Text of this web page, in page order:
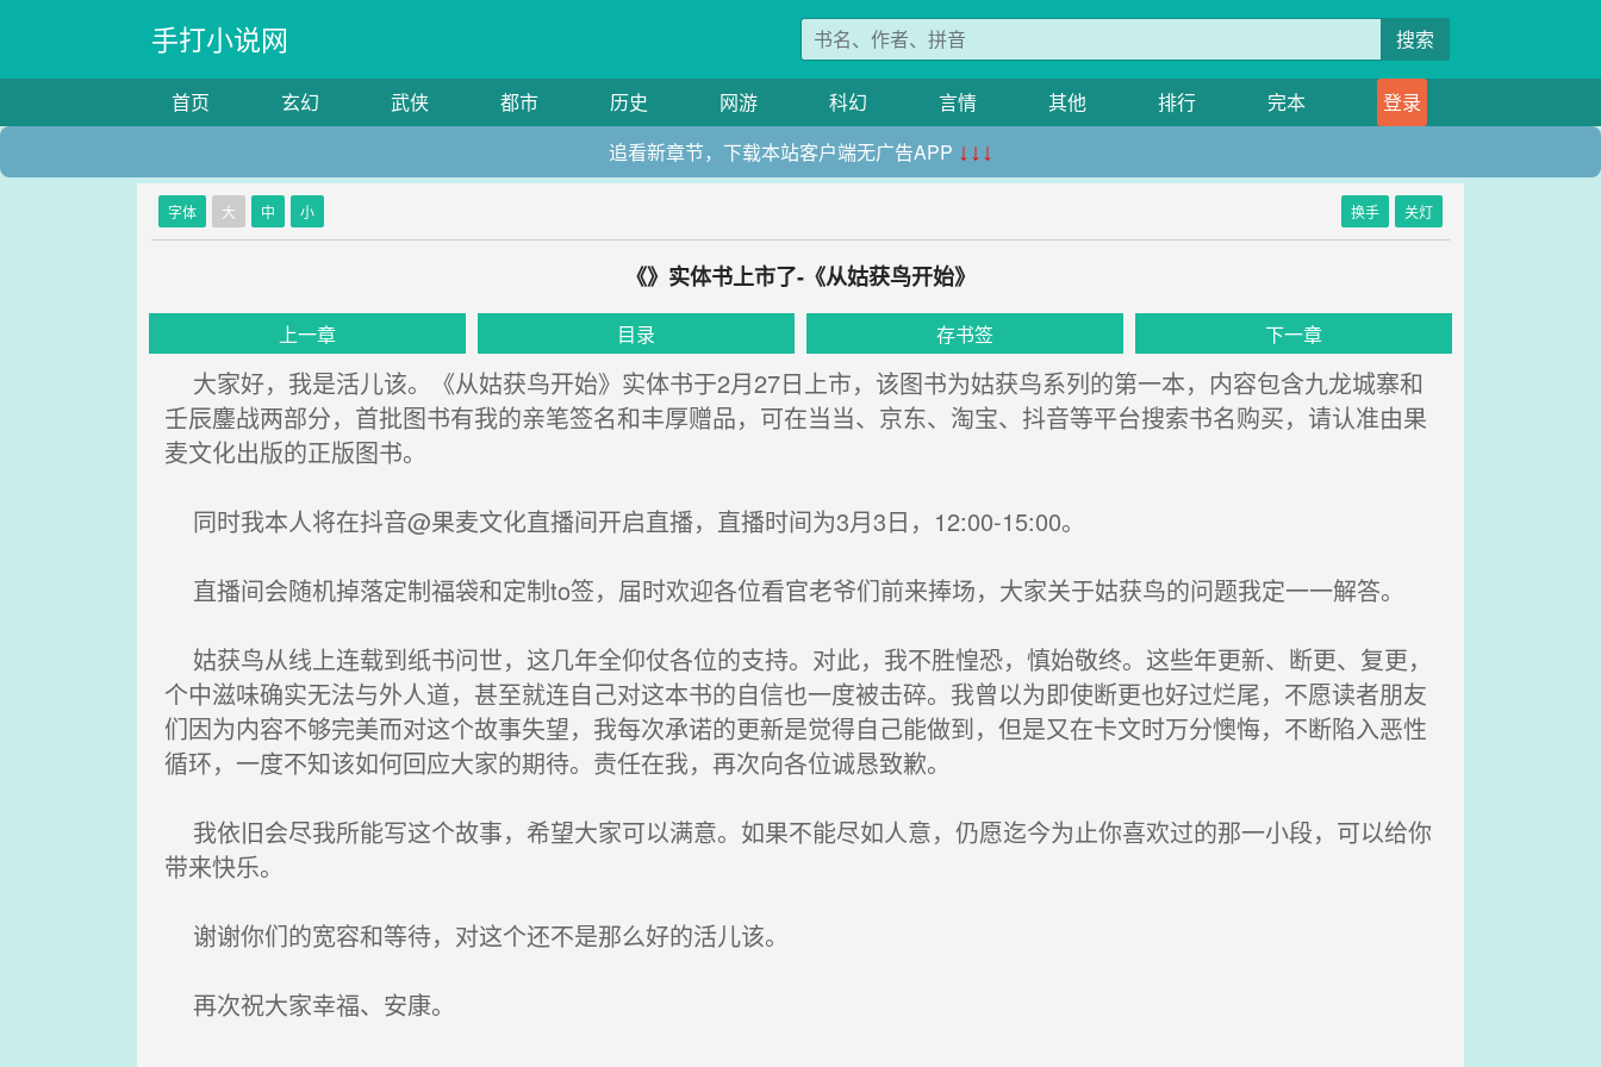
手打小说网 搜索
首页 玄幻 武侠 都市 历史 网游 科幻 言情 其他 排行 完本
登录
追看新章节，下载本站客户端无广告APP ↓↓↓
字体 大 中 小 换手 关灯
《》实体书上市了-《从姑获鸟开始》
上一章 目录 存书签 下一章
大家好，我是活儿该。《从姑获鸟开始》实体书于2月27日上市，该图书为姑获鸟系列的第一本，内容包含九龙城寨和
壬辰鏖战两部分，首批图书有我的亲笔签名和丰厚赠品，可在当当、京东、淘宝、抖音等平台搜索书名购买，请认准由果
麦文化出版的正版图书。
同时我本人将在抖音@果麦文化直播间开启直播，直播时间为3月3日，12:00-15:00。
直播间会随机掉落定制福袋和定制to签，届时欢迎各位看官老爷们前来捧场，大家关于姑获鸟的问题我定一一解答。
姑获鸟从线上连载到纸书问世，这几年全仰仗各位的支持。对此，我不胜惶恐，慎始敬终。这些年更新、断更、复更，
个中滋味确实无法与外人道，甚至就连自己对这本书的自信也一度被击碎。我曾以为即使断更也好过烂尾，不愿读者朋友
们因为内容不够完美而对这个故事失望，我每次承诺的更新是觉得自己能做到，但是又在卡文时万分懊悔，不断陷入恶性
循环，一度不知该如何回应大家的期待。责任在我，再次向各位诚恳致歉。
我依旧会尽我所能写这个故事，希望大家可以满意。如果不能尽如人意，仍愿迄今为止你喜欢过的那一小段，可以给你
带来快乐。
谢谢你们的宽容和等待，对这个还不是那么好的活儿该。
再次祝大家幸福、安康。